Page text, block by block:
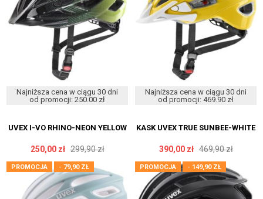
Najniższa cena w ciągu 30 dni
od promocji: 250.00 zł
UVEX I-VO RHINO-NEON YELLOW
250,00 zł 299,90 zł
Najniższa cena w ciągu 30 dni
od promocji: 469.90 zł
KASK UVEX TRUE SUNBEE-WHITE
390,00 zł 469,90 zł
PROMOCJA - 79,90 ZŁ PROMOCJA - 149,90 ZŁ